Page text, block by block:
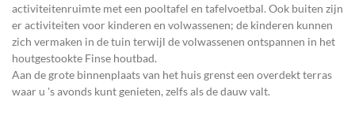
activiteitenruimte met een pooltafel en tafelvoetbal. Ook buiten zijn
er activiteiten voor kinderen en volwassenen; de kinderen kunnen
zich vermaken in de tuin terwijl de volwassenen ontspannen in het
houtgestookte Finse houtbad.
Aan de grote binnenplaats van het huis grenst een overdekt terras
waar u 's avonds kunt genieten, zelfs als de dauw valt.